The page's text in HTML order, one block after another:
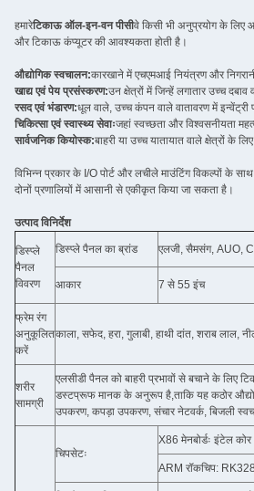
हमारेटिकाऊ ऑल-इन-वन पीसीवे किसी भी अनुप्रयोग के लिए
और टिकाऊ कंप्यूटर की आवश्यकता होती है।
औद्योगिक स्वचालन:कारखाने में एचएमआई नियंत्रण और
खाद्य एवं पेय प्रसंस्करण:उन क्षेत्रों में जिन्हें लगातार उच्च
रसद एवं भंडारण:धूल वाले, उच्च कंपन वाले वातावरण में
चिकित्सा एवं स्वास्थ्य सेवाःजहां स्वच्छता और विश्वसनीयता
सार्वजनिक कियोस्क:बाहरी या उच्च यातायात वाले क्षेत्रों के
विभिन्न प्रकार के I/O पोर्ट और लचीले माउंटिंग विकल्पों के
दोनों प्रणालियों में आसानी से एकीकृत किया जा सकता है।
उत्पाद विनिर्देश
डिस्प्ले
पैनल
विवरण
डिस्प्ले पैनल का ब्रांड एलजी, सैमसंग, AUO,
आकार 7 से 55 इंच
फ्रेम रंग
अनुकूलित
करें
काला, सफेद, हरा, गुलाबी, हाथी दांत, शराब लाल,
शरीर
सामग्री
एलसीडी पैनल को बाहरी प्रभावों से बचाने के
डस्टप्रूफ मानक के अनुरूप है,ताकि यह कठोर
उपकरण, कपड़ा उपकरण, संचार नेटवर्क, बिजली
चिपसेटः
X86 मेनबोर्डः इंटेल
ARM रॉकचिप: